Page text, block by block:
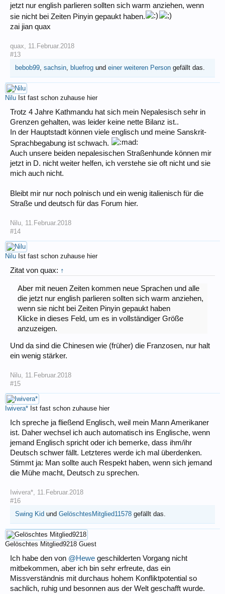
jetzt nur english parlieren sollten sich warm anziehen, wenn
sie nicht bei Zeiten Pinyin gepaukt haben.
zai jian quax
quax
11.Februar.2018
#13
bebob99 sachsin bluefrog und einer weiteren Person gefällt das.
Nilu Ist fast schon zuhause hier
Trotz 4 Jahre Kathmandu hat sich mein Nepalesisch sehr in
Grenzen gehalten, was leider keine nette Bilanz ist..
In der Hauptstadt können viele englisch und meine Sanskrit-
Sprachbegabung ist schwach.
Auch unsere beiden nepalesischen Straßenhunde können mir
jetzt in D. nicht weiter helfen, ich verstehe sie oft nicht und sie
mich auch nicht.
Bleibt mir nur noch polnisch und ein wenig italienisch für die
Straße und deutsch für das Forum hier.
Nilu 11.Februar.2018
#14
Nilu Ist fast schon zuhause hier
Zitat von quax: ↑
Aber mit neuen Zeiten kommen neue Sprachen und alle
die jetzt nur english parlieren sollten sich warm anziehen,
wenn sie nicht bei Zeiten Pinyin gepaukt haben
Klicke in dieses Feld, um es in vollständiger Größe
anzuzeigen.
Und da sind die Chinesen wie (früher) die Franzosen, nur halt
ein wenig stärker.
Nilu, 11.Februar.2018
#15
Iwivera* Ist fast schon zuhause hier
Ich spreche ja fließend Englisch, weil mein Mann Amerikaner
ist. Daher wechsel ich auch automatisch ins Englische, wenn
jemand Englisch spricht oder ich bemerke, dass ihm/ihr
Deutsch schwer fällt. Letzteres werde ich mal überdenken.
Stimmt ja: Man sollte auch Respekt haben, wenn sich jemand
die Mühe macht, Deutsch zu sprechen.
Iwivera*, 11.Februar.2018
#16
Swing Kid und GelöschtesMitglied11578 gefällt das.
Gelöschtes Mitglied9218 Guest
Ich habe den von @Hewe geschilderten Vorgang nicht
mitbekommen, aber ich bin sehr erfreute, das ein
Missverständnis mit durchaus hohem Konfliktpotential so
sachlich, ruhig und besonnen aus der Welt geschafft wurde.